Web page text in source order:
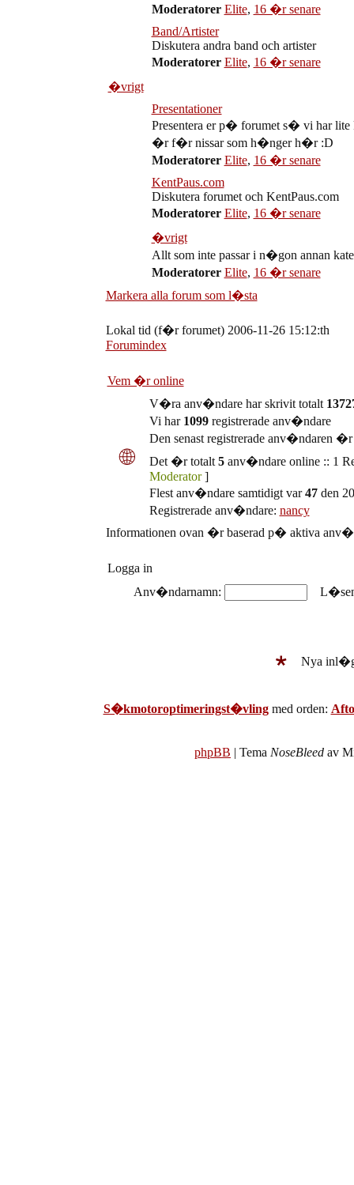
Moderatorer Elite, 16 �r senare
Band/Artister
Diskutera andra band och artister
Moderatorer Elite, 16 �r senare
�vrigt
Presentationer
Presentera er p� forumet s� vi har lite
�r f�r nissar som h�nger h�r :D
Moderatorer Elite, 16 �r senare
KentPaus.com
Diskutera forumet och KentPaus.com
Moderatorer Elite, 16 �r senare
�vrigt
Allt som inte passar i n�gon annan
Moderatorer Elite, 16 �r senare
Markera alla forum som l�sta
Lokal tid (f�r forumet) 2006-11-26 15:12:th
Forumindex
Vem �r online
V�ra anv�ndare har skrivit totalt
Vi har 1099registrerade anv�ndare
Den senast registrerade anv�ndaren
Det �r totalt 5anv�ndare online :: 1
Moderator]
Flest anv�ndare samtidigt var47den
Registrerade anv�ndare: nancy
Informationen ovan �r baserad p� aktiva
Logga in
Anv�ndarnamn:
Nya
S�kmotoroptimeringst�vlingmed orden:
phpBB | Tema NoseBleed av